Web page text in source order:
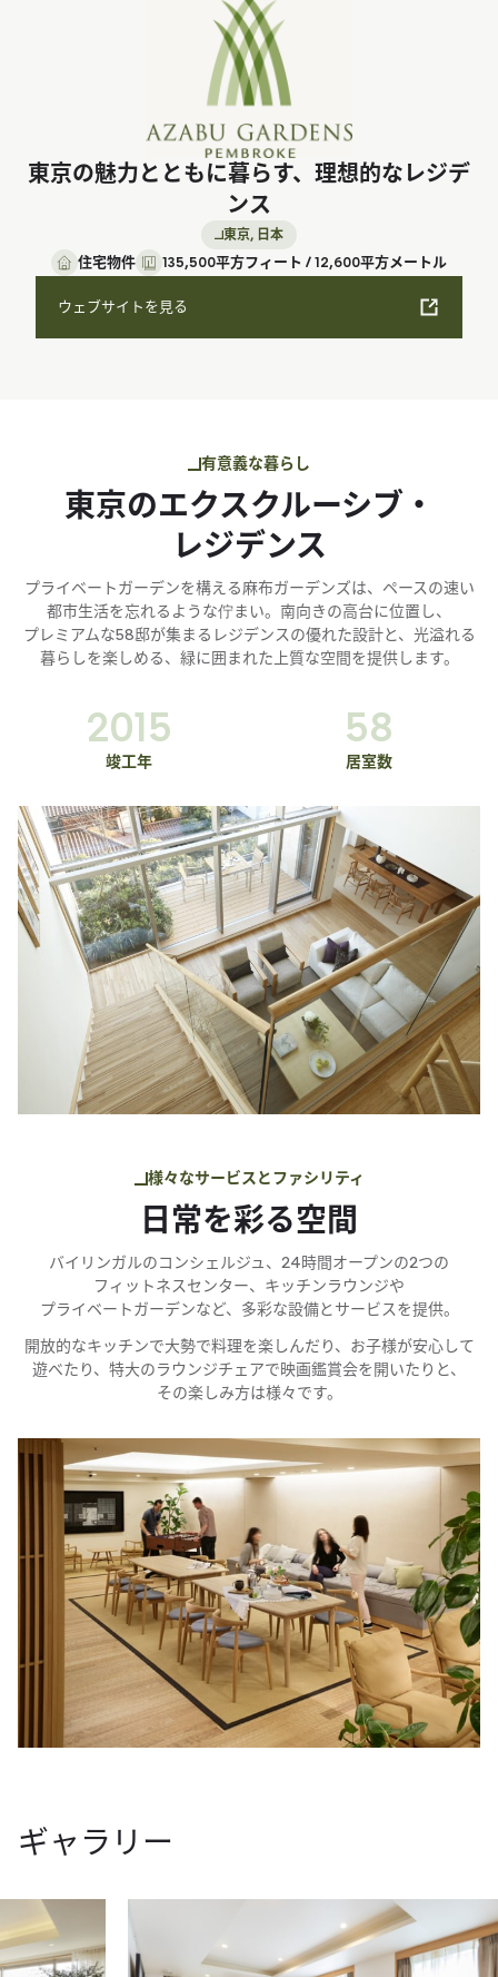
東京の魅力とともに暮らす、理想的なレジデ
ンス
東京, 日本
住宅物件 135,500平方フィート / 12,600平方メートル
ウェブサイトを見る
​有意義な​暮らし
東京の​​エクスクルーシブ・
レジデンス
プライベートガーデンを​​構える​​麻布ガーデンズは、​​ペースの​​速い​​
都市生活を​​忘れるような​​佇まい。​​南向きの​​高台に​​位置し、​​
プレミアムな​​58邸が​​集まる​​レジデンスの​​優れた​​設計と、​​光溢れる​​
暮らしを​​楽しめる、​​緑に​​囲まれた​​上​質な​​空間を​​提供します。
2015
竣工年
58
居室数
様々な​サービスと​ファシリティ
日常を​​彩る​​空間
バイリンガルの​​コンシェルジュ、​​24時間オープンの​​2つの​​
フィットネスセンター、​​キッチンラウンジや​​
プライベートガーデンなど、​​多彩な​​設備と​​サービスを​​提供。
開放的な​​キッチンで​​大勢で​​料理を​​楽しんだり、​​お子様が​​安心して​​
遊べたり、​​特大の​​ラウンジチェアで​​映画鑑賞会を​​開いたりと、​​
その​​楽しみ方は​​様々です。
ギャラリー